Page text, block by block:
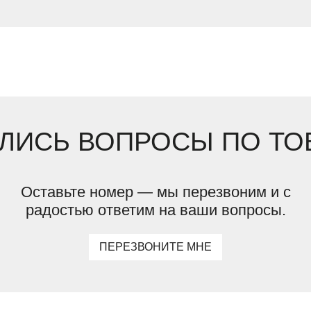
ВОПРОСЫ ПО
Оставьте номер — мы перезвоним и с
радостью ответим на ваши вопросы.
ПЕРЕЗВОНИТЕ МНЕ